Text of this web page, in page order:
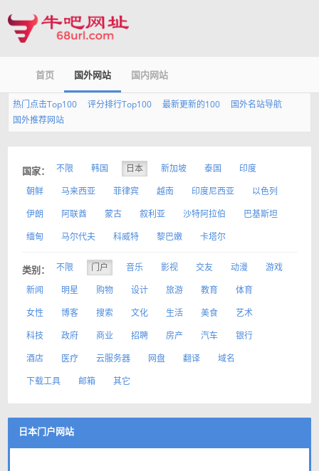
首页 国外网站 国内网站
热门点击Top100 评分排行Top100 最新更新的100
国外名站导航
国外推荐网站
国家： 不限 韩国 日本 新加坡 泰国
印度
朝鲜
马来西亚 菲律宾 越南 印度尼西亚
以色列
伊朗
阿联酋 蒙古 叙利亚 沙特阿拉伯
巴基斯坦
缅甸
马尔代夫 科威特 黎巴嫩 卡塔尔
类别： 不限 门户 音乐 影视 交友 动漫
游戏
新闻
明星 购物 设计 旅游 教育
体育
女性
博客 搜索 文化 生活 美食
艺术
科技
政府 商业 招聘 房产 汽车
银行
酒店
医疗 云服务器 网盘 翻译
域名
下载工具
邮箱 其它
日本门户网站